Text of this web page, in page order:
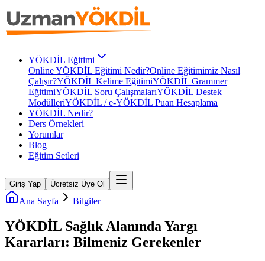
YÖKDİL Eğitimi
Online YÖKDİL Eğitimi Nedir?Online Eğitimimiz Nasıl
Çalışır?YÖKDİL Kelime EğitimiYÖKDİL Grammer
EğitimiYÖKDİL Soru ÇalışmalarıYÖKDİL Destek
ModülleriYÖKDİL / e-YÖKDİL Puan Hesaplama
YÖKDİL Nedir?
Ders Örnekleri
Yorumlar
Blog
Eğitim Setleri
Giriş Yap Ücretsiz Üye Ol
Ana Sayfa Bilgiler
YÖKDİL Sağlık Alanında Yargı
Kararları: Bilmeniz Gerekenler